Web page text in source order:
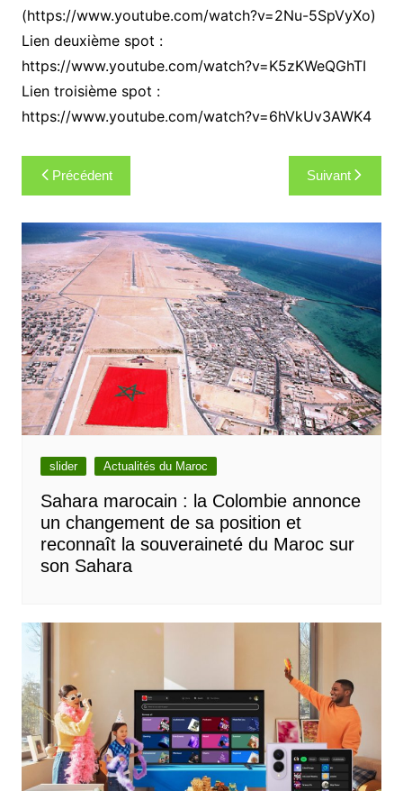
(https://www.youtube.com/watch?v=2Nu-5SpVyXo)
Lien deuxième spot :
https://www.youtube.com/watch?v=K5zKWeQGhTI
Lien troisième spot :
https://www.youtube.com/watch?v=6hVkUv3AWK4
Navigation
de
l’article
Précédent Suivant
slider Actualités du Maroc
Sahara marocain : la Colombie annonce
un changement de sa position et
reconnaît la souveraineté du Maroc sur
son Sahara